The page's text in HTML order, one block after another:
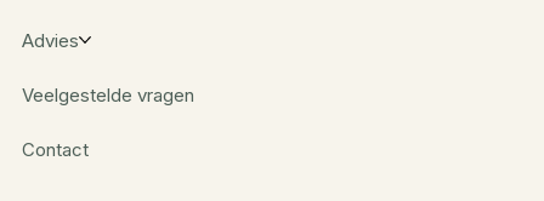
Advies
Veelgestelde vragen
Contact